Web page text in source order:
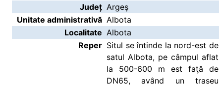
Județ Argeş
Unitate administrativă Albota
Localitate Albota
Reper Situl se întinde la nord-est de
satul Albota, pe câmpul aflat
la 500-600 m est faţă de
DN65, având un traseu